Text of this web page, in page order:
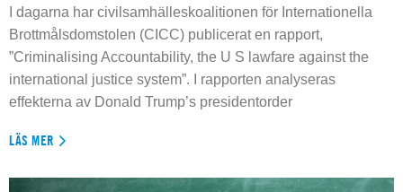
I dagarna har civilsamhälleskoalitionen för Internationella
Brottmålsdomstolen (CICC) publicerat en rapport,
”Criminalising Accountability, the U S lawfare against the
international justice system”. I rapporten analyseras
effekterna av Donald Trump’s presidentorder
LÄS MER